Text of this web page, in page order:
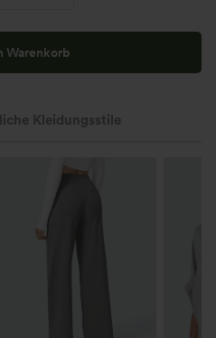
Warenkorb
Kleidungsstile